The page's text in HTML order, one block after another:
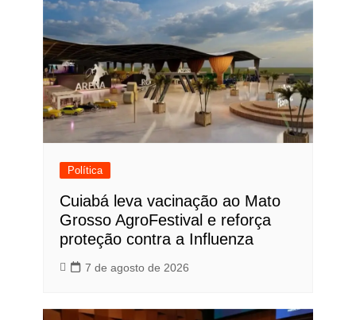
Política
Cuiabá leva vacinação ao Mato
Grosso AgroFestival e reforça
proteção contra a Influenza
7 de agosto de 2026